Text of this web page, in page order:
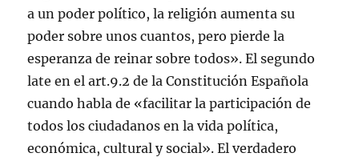
a un poder político, la religión aumenta su
poder sobre unos cuantos, pero pierde la
esperanza de reinar sobre todos». El segundo
late en el art.9.2 de la Constitución Española
cuando habla de «facilitar la participación de
todos los ciudadanos en la vida política,
económica, cultural y social». El verdadero